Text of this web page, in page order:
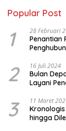
Popular Post
1 28 Februari
Penantian
2 16 Juli 2024
Bulan
Layani
3 11 Maret
hingga